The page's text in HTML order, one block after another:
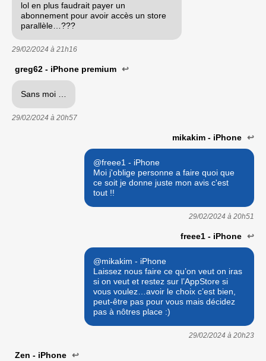
lol en plus faudrait payer un
abonnement pour avoir accès un store
parallèle…???
29/02/2024 à 21h16
greg62 - iPhone premium ↩
Sans moi …
29/02/2024 à 20h57
mikakim - iPhone ↩
@freee1 - iPhone
Moi j'oblige personne a faire quoi que
ce soit je donne juste mon avis c'est
tout !!
29/02/2024 à 20h51
freee1 - iPhone ↩
@mikakim - iPhone
Laissez nous faire ce qu’on veut on iras
si on veut et restez sur l’AppStore si
vous voulez…avoir le choix c’est bien,
peut-être pas pour vous mais décidez
pas à nôtres place :)
29/02/2024 à 20h23
Zen - iPhone ↩